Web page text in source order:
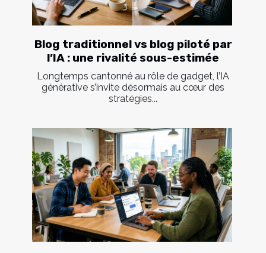
Blog traditionnel vs blog piloté par
l’IA : une rivalité sous-estimée
Longtemps cantonné au rôle de gadget, l’IA
générative s’invite désormais au cœur des
stratégies...